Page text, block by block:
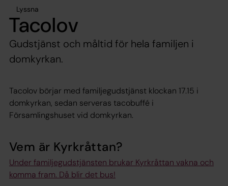
Lyssna
Tacolov
Gudstjänst och måltid för hela familjen i
domkyrkan.
Tacolov börjar med familjegudstjänst klockan 17.15 i
domkyrkan, sedan serveras tacobuffé i
Församlingshuset vid domkyrkan.
Vem är Kyrkråttan?
Under familjegudstjänsten brukar Kyrkråttan vakna och
komma fram. Då blir det bus!